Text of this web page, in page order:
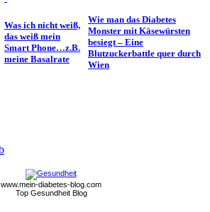
Was ich nicht weiß,
das weiß mein
Smart Phone…z.B.
meine Basalrate
Wie man das Diabetes
Monster mit Käsewürsten
besiegt – Eine
Blutzuckerbattle quer durch
Wien
www.mein-diabetes-blog.com
Top Gesundheit Blog